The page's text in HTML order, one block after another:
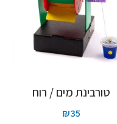
טורבינת מים / רוח
₪35